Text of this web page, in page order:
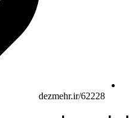
dezmehr.ir/62228